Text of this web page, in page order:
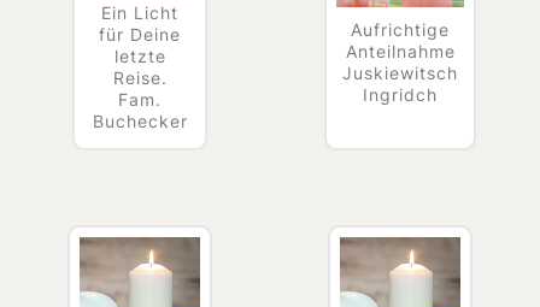
Ein Licht
für Deine
letzte
Reise.
Fam.
Buchecker
Aufrichtige
Anteilnahme
Juskiewitsch
Ingridch